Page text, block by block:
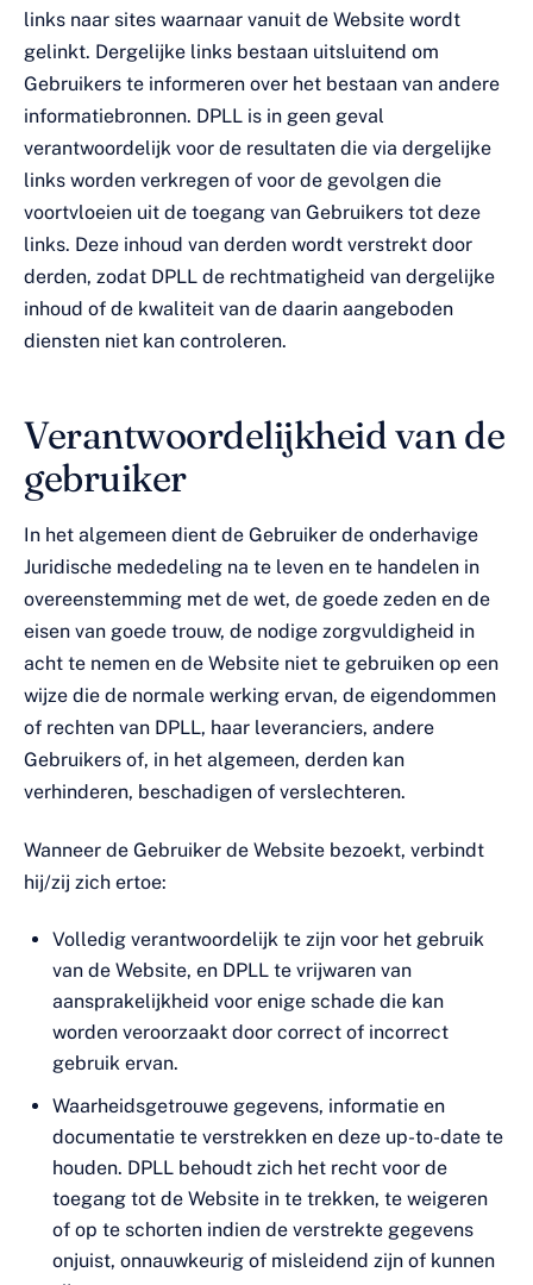
links naar sites waarnaar vanuit de Website wordt
gelinkt. Dergelijke links bestaan uitsluitend om
Gebruikers te informeren over het bestaan van andere
informatiebronnen. DPLL is in geen geval
verantwoordelijk voor de resultaten die via dergelijke
links worden verkregen of voor de gevolgen die
voortvloeien uit de toegang van Gebruikers tot deze
links. Deze inhoud van derden wordt verstrekt door
derden, zodat DPLL de rechtmatigheid van dergelijke
inhoud of de kwaliteit van de daarin aangeboden
diensten niet kan controleren.
Verantwoordelijkheid van de
gebruiker
In het algemeen dient de Gebruiker de onderhavige
Juridische mededeling na te leven en te handelen in
overeenstemming met de wet, de goede zeden en de
eisen van goede trouw, de nodige zorgvuldigheid in
acht te nemen en de Website niet te gebruiken op een
wijze die de normale werking ervan, de eigendommen
of rechten van DPLL, haar leveranciers, andere
Gebruikers of, in het algemeen, derden kan
verhinderen, beschadigen of verslechteren.
Wanneer de Gebruiker de Website bezoekt, verbindt
hij/zij zich ertoe:
Volledig verantwoordelijk te zijn voor het gebruik
van de Website, en DPLL te vrijwaren van
aansprakelijkheid voor enige schade die kan
worden veroorzaakt door correct of incorrect
gebruik ervan.
Waarheidsgetrouwe gegevens, informatie en
documentatie te verstrekken en deze up-to-date te
houden. DPLL behoudt zich het recht voor de
toegang tot de Website in te trekken, te weigeren
of op te schorten indien de verstrekte gegevens
onjuist, onnauwkeurig of misleidend zijn of kunnen